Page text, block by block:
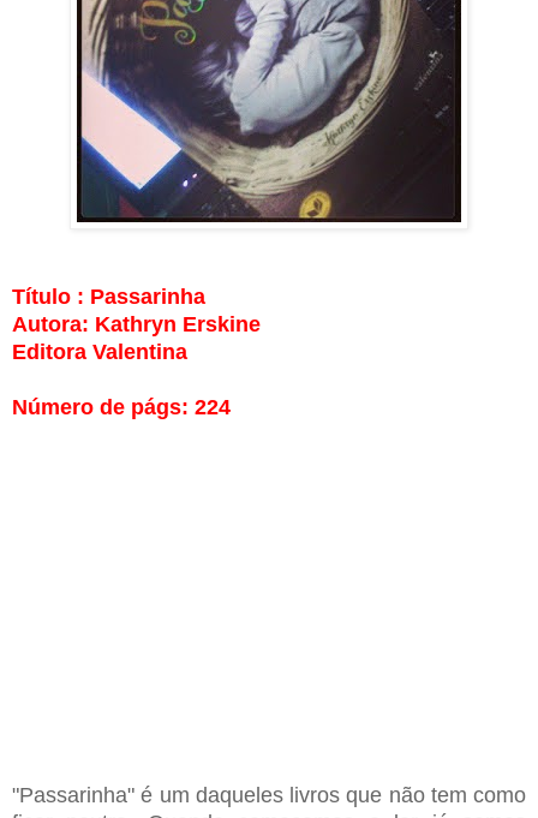
Título : Passarinha
Autora: Kathryn Erskine
Editora Valentina
Número de págs: 224
"Passarinha" é um daqueles livros que não tem como